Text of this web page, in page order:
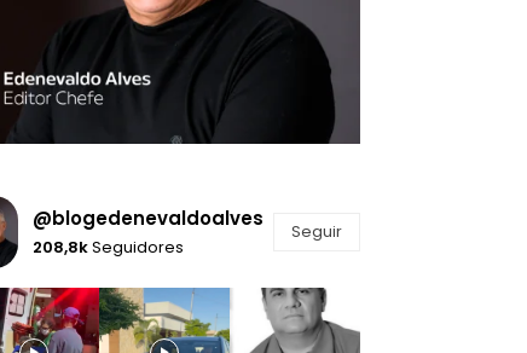
@blogedenevaldoalves
208,8kSeguidores
Seguir